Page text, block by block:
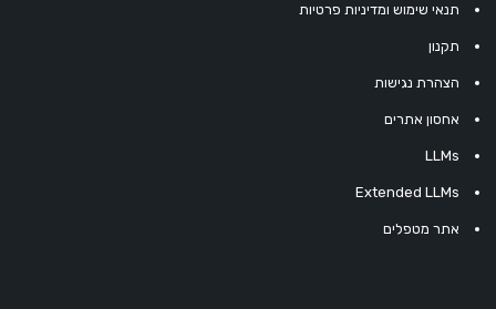
תנאי שימוש ומדיניות פרטיות
תקנון
הצהרת נגישות
אחסון אתרים
LLMs
Extended LLMs
אתר מטפלים